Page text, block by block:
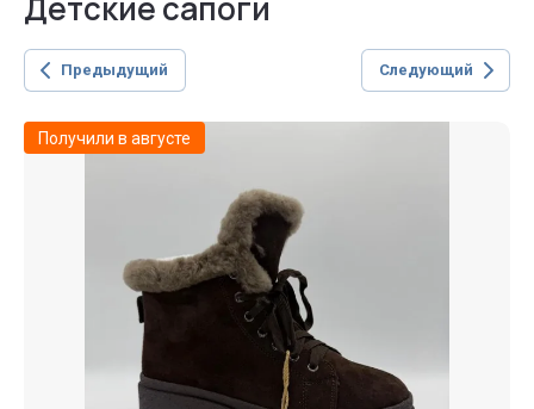
Предыдущий Следующий
Получили в августе